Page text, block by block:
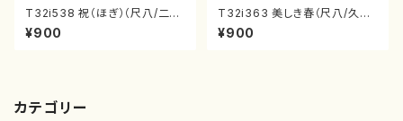
T32i538 祝（ほぎ）（尺八/二代
池田静山/楽譜）都山流公刊楽譜
曲番:2247
¥900
T32i363 美しき春（尺八/久本
玄智/楽譜）都山流公刊楽譜曲
番:2068
¥900
カテゴリー